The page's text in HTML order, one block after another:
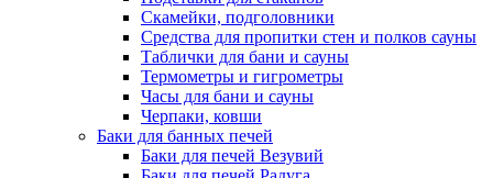
Скамейки, подголовники
Средства для пропитки стен и полков сауны
Таблички для бани и сауны
Термометры и гигрометры
Часы для бани и сауны
Черпаки, ковши
Баки для банных печей
Баки для печей Везувий